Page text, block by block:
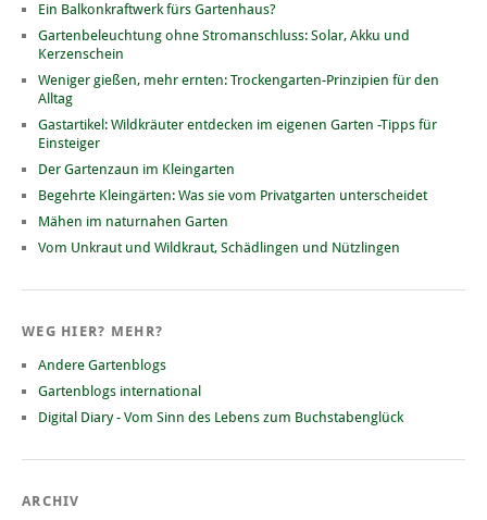
Ein Balkonkraftwerk fürs Gartenhaus?
Gartenbeleuchtung ohne Stromanschluss: Solar, Akku und
Kerzenschein
Weniger gießen, mehr ernten: Trockengarten-Prinzipien für den
Alltag
Gastartikel: Wildkräuter entdecken im eigenen Garten -Tipps für
Einsteiger
Der Gartenzaun im Kleingarten
Begehrte Kleingärten: Was sie vom Privatgarten unterscheidet
Mähen im naturnahen Garten
Vom Unkraut und Wildkraut, Schädlingen und Nützlingen
WEG HIER? MEHR?
Andere Gartenblogs
Gartenblogs international
Digital Diary - Vom Sinn des Lebens zum Buchstabenglück
ARCHIV